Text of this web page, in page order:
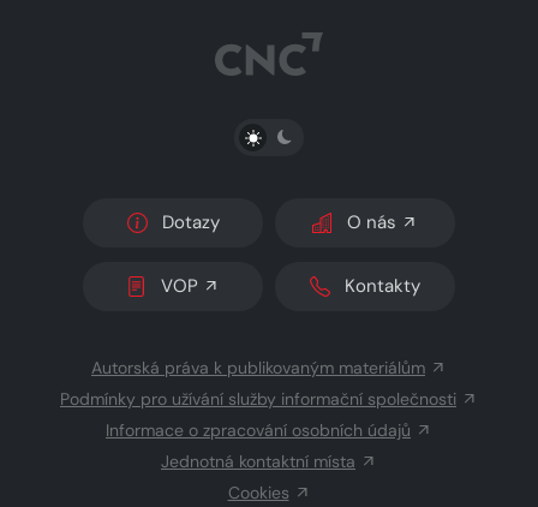
PŘEPNOUT SVĚTLÝ/TMAVÝ REŽIM
Dotazy O nás
VOP Kontakty
Autorská práva k publikovaným materiálům
Podmínky pro užívání služby informační společnosti
Informace o zpracování osobních údajů
Jednotná kontaktní místa
Cookies